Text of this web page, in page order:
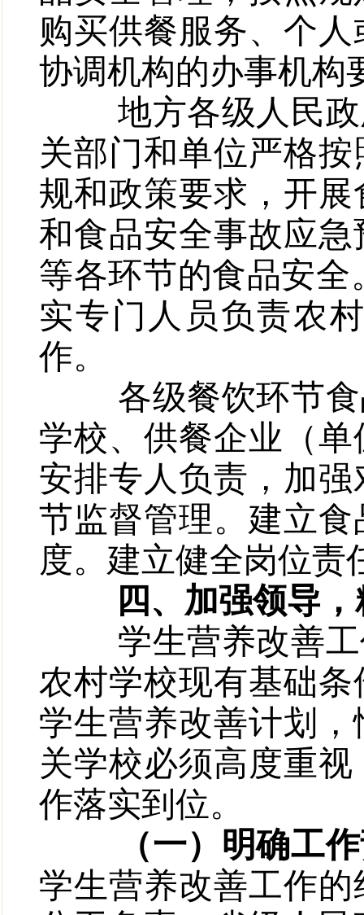
购买供餐服务、个
协调机构的办事机构
地方各级人民政
关部门和单位严格
规和政策要求，开
和食品安全事故应
等各环节的食品安全
实专门人员负责农
作。
各级餐饮环节食
学校、供餐企业（
安排专人负责，加
节监督管理。建立
度。建立健全岗位责
四、加强领导
学生营养改善工
农村学校现有基础
学生营养改善计划
关学校必须高度重
作落实到位。
（一）明确工
学生营养改善工作